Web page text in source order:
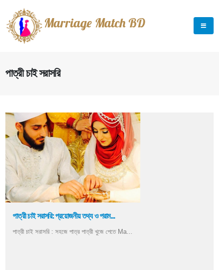
Marriage Match BD
পাত্রী চাই সরাসরি
পাত্রী চাই সরাসরি: প্রয়োজনীয় তথ্য ও পরাম...
পাত্রী চাই সরাসরি : সহজে পাত্র পাত্রী খুজে পেতে Ma...